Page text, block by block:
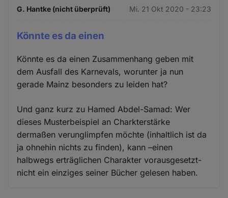
G. Hantke (nicht überprüft) Mi. 21 Okt 2020 - 23:23
Könnte es da einen
Könnte es da einen Zusammenhang geben mit
dem Ausfall des Karnevals, worunter ja nun
gerade Mainz besonders zu leiden hat?
Und ganz kurz zu Hamed Abdel-Samad: Wer
dieses Musterbeispiel an Charkterstärke
dermaßen verunglimpfen möchte (inhaltlich ist da
ja ohnehin nichts zu finden), kann –einen
halbwegs erträglichen Charakter vorausgesetzt-
nicht ein einziges seiner Bücher gelesen haben.